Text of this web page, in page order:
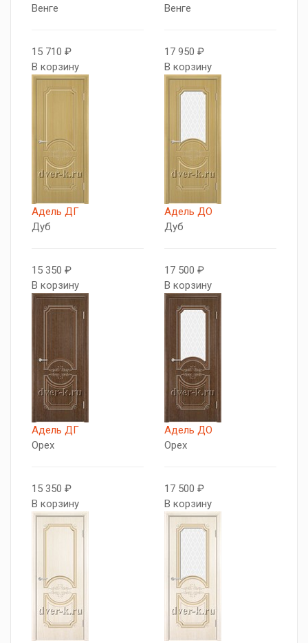
Венге
15 710 ₽
В корзину
Венге
17 950 ₽
В корзину
Адель ДГ
Дуб
15 350 ₽
В корзину
Адель ДО
Дуб
17 500 ₽
В корзину
Адель ДГ
Орех
15 350 ₽
В корзину
Адель ДО
Орех
17 500 ₽
В корзину